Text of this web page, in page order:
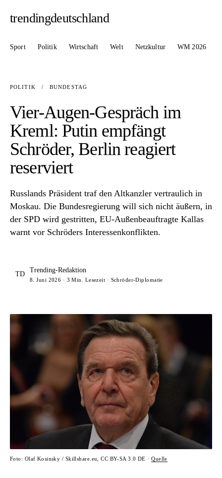
trendingdeutschland
Sport Politik Wirtschaft Welt Netzkultur WM 2026
POLITIK / BUNDESTAG
Vier-Augen-Gespräch im
Kreml: Putin empfängt
Schröder, Berlin reagiert
reserviert
Russlands Präsident traf den Altkanzler vertraulich in
Moskau. Die Bundesregierung will sich nicht äußern, in
der SPD wird gestritten, EU-Außenbeauftragte Kallas
warnt vor Schröders Interessenkonflikten.
TD
Trending-Redaktion
8. Juni 2026 · 3 Min. Lesezeit · Schröder-Diplomatie
Foto: Olaf Kosinsky / Skillshare.eu, CC BY-SA 3.0 DE ·Quelle